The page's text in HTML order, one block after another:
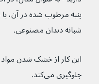
پنبه مرطوب شده در آن،
شبانه دندان مصنوعی.
این کار از خشک شدن
جلوگیری می‌کند.